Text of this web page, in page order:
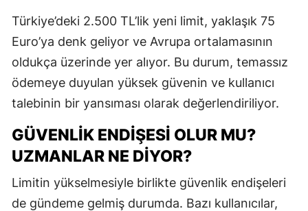
Türkiye’deki 2.500 TL’lik yeni limit, yaklaşık 75
Euro’ya denk geliyor ve Avrupa ortalamasının
oldukça üzerinde yer alıyor. Bu durum, temassız
ödemeye duyulan yüksek güvenin ve kullanıcı
talebinin bir yansıması olarak değerlendiriliyor.
GÜVENLIK ENDIŞESI OLUR MU?
UZMANLAR NE DIYOR?
Limitin yükselmesiyle birlikte güvenlik endişeleri
de gündeme gelmiş durumda. Bazı kullanıcılar,